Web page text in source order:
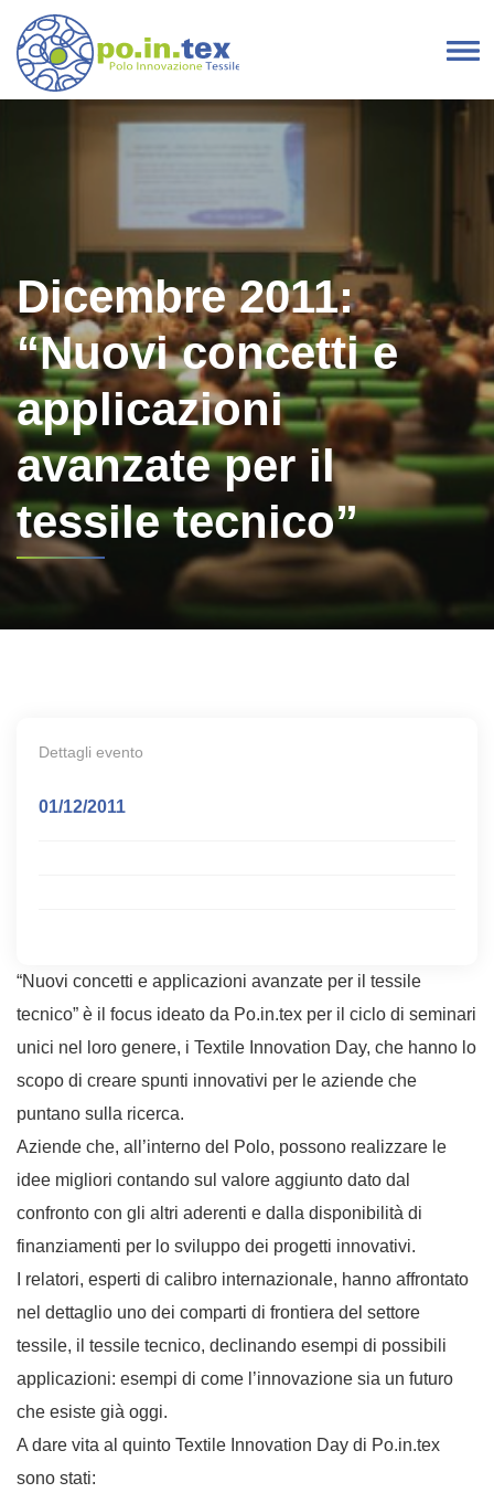
Navigazione principale
Dicembre 2011:
“Nuovi concetti e
applicazioni
avanzate per il
tessile tecnico”
“Nuovi concetti e applicazioni avanzate per il tessile
tecnico” è il focus ideato da Po.in.tex per il ciclo di seminari
unici nel loro genere, i Textile Innovation Day, che hanno lo
scopo di creare spunti innovativi per le aziende che
puntano sulla ricerca.
Aziende che, all’interno del Polo, possono realizzare le
idee migliori contando sul valore aggiunto dato dal
confronto con gli altri aderenti e dalla disponibilità di
finanziamenti per lo sviluppo dei progetti innovativi.
I relatori, esperti di calibro internazionale, hanno affrontato
nel dettaglio uno dei comparti di frontiera del settore
tessile, il tessile tecnico, declinando esempi di possibili
applicazioni: esempi di come l’innovazione sia un futuro
che esiste già oggi.
A dare vita al quinto Textile Innovation Day di Po.in.tex
sono stati:
Dettagli evento
01/12/2011